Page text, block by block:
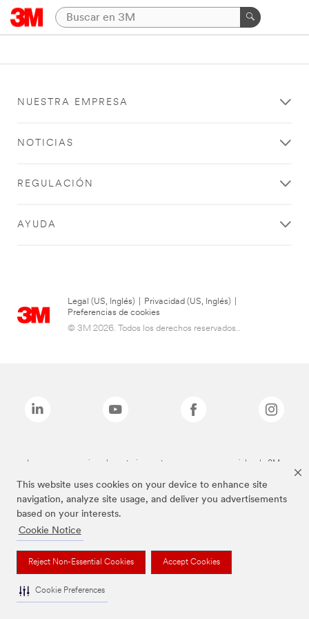
This website uses cookies on your device to enhance site
navigation, analyze site usage, and deliver you advertisements
based on your interests.
Cookie Notice
Reject Non-Essential Cookies Accept Cookies
Cookie Preferences
NUESTRA EMPRESA
NOTICIAS
REGULACIÓN
AYUDA
Legal (US, Inglés) Privacidad (US, Inglés)
Preferencias de cookies
© 3M 2026. Todos los derechos reservados..
Las marcas mencionadas anteriormente son marcas comerciales de 3M.